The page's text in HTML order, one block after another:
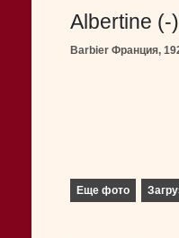
Albertine (-)
Barbier Франция,
Еще фото